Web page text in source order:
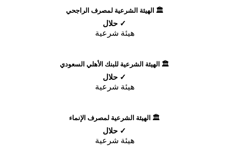
🏛️ الهيئة الشرعية لمصرف الراجحي
✓ حلال
هيئة شرعية
🏛️ الهيئة الشرعية للبنك الأهلي السعودي
✓ حلال
هيئة شرعية
🏛️ الهيئة الشرعية لمصرف الإنماء
✓ حلال
هيئة شرعية